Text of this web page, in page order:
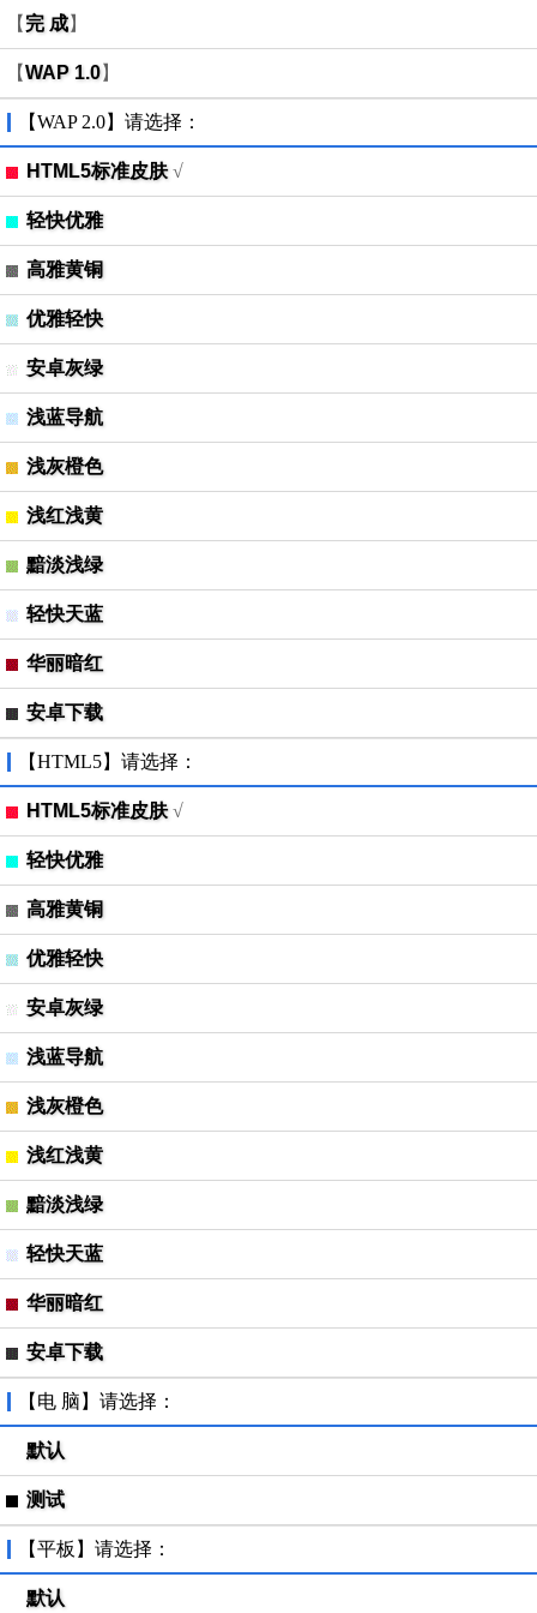
【 完 成】
【WAP 1.0】
【WAP 2.0】请选择：
HTML5标准皮肤√
轻快优雅
高雅黄铜
优雅轻快
安卓灰绿
浅蓝导航
浅灰橙色
浅红浅黄
黯淡浅绿
轻快天蓝
华丽暗红
安卓下载
【HTML5】请选择：
HTML5标准皮肤√
轻快优雅
高雅黄铜
优雅轻快
安卓灰绿
浅蓝导航
浅灰橙色
浅红浅黄
黯淡浅绿
轻快天蓝
华丽暗红
安卓下载
【电 脑】请选择：
默认
测试
【平板】请选择：
默认